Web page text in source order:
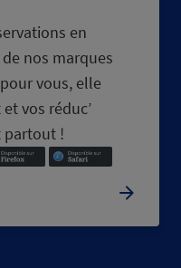
en
nos marques
vous, elle
vos réduc’
partout !